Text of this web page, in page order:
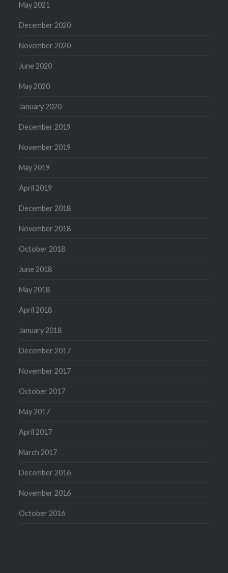
May 2021
December 2020
November 2020
June 2020
May 2020
January 2020
December 2019
November 2019
May 2019
April 2019
December 2018
November 2018
October 2018
June 2018
May 2018
April 2018
January 2018
December 2017
November 2017
October 2017
May 2017
April 2017
March 2017
December 2016
November 2016
October 2016